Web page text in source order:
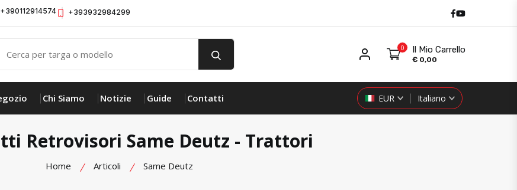
+390112914574 +393932984299 Facebook
Youtube
Il mio Utente
0 Il Mio Carrello
€ 0,00
Chi Siamo Notizie Guide Contatti EUR Italiano
Retrovisori Same Deutz - Trattori
Home Articoli Same Deutz